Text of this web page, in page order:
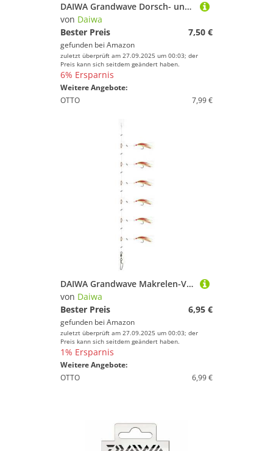
DAIWA Grandwave Dorsch- und Köhler-Vorfach Glow Octopus zum Angeln 150cm Black-Green 16517-240
von Daiwa
Bester Preis
7,50 €
gefunden bei Amazon
zuletzt überprüft am 27.09.2025 um 00:03; der
Preis kann sich seitdem geändert haben.
6% Ersparnis
Weitere Angebote:
OTTO
7,99 €
DAIWA Grandwave Makrelen-Vorfach 360 zum Angeln 135cm rot-grün 16517-210
von Daiwa
Bester Preis
6,95 €
gefunden bei Amazon
zuletzt überprüft am 27.09.2025 um 00:03; der
Preis kann sich seitdem geändert haben.
1% Ersparnis
Weitere Angebote:
OTTO
6,99 €